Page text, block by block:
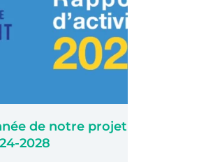
de notre projet
2028